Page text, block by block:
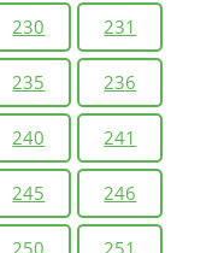
230 231
235 236
240 241
245 246
250 251